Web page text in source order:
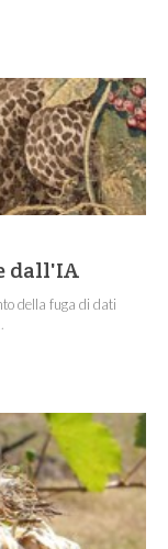
dall'IA
della fuga di dati